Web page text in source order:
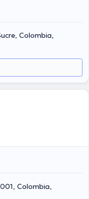
Colombia,
Colombia,